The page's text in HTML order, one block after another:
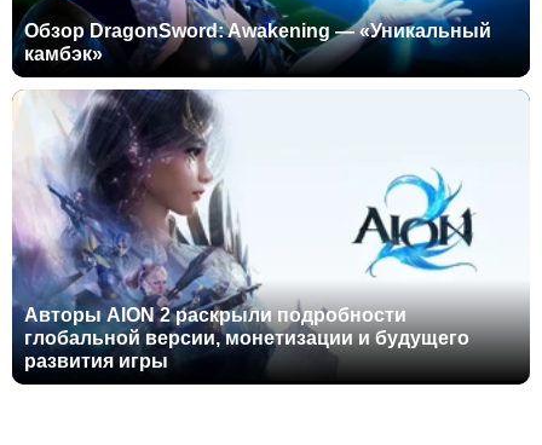
Обзор DragonSword: Awakening — «Уникальный
камбэк»
Авторы AION 2 раскрыли подробности
глобальной версии, монетизации и будущего
развития игры